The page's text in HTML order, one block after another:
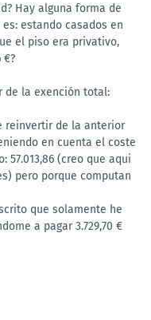
Hay alguna forma de
estando casados en
el piso era privativo,
€?
de la exención total:
reinvertir de la anterior
en cuenta el coste
57.013,86 (creo que aqui
pero porque computan
que solamente he
a pagar 3.729,70 €